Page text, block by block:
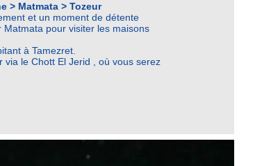
> Matmata > Tozeur
et un moment de détente
pour visiter les maisons
à Tamezret.
via le Chott El Jerid , où vous serez